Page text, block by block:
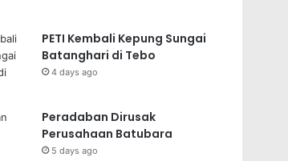
PETI Kembali Kepung Sungai
Batanghari di Tebo
4 days ago
Peradaban Dirusak
Perusahaan Batubara
5 days ago